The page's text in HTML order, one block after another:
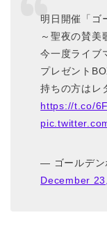
明日開催「ゴ
～聖夜の賛美
今一度ライブ
プレゼント
持ちの方はレ
https://t.co/
— ゴールデン
December